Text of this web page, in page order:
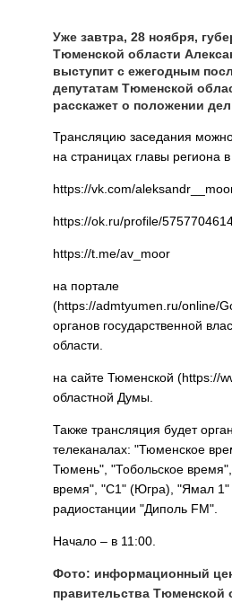
Уже завтра, 28 ноября,
Тюменской области
выступит с ежегодным
депутатам Тюменской
расскажет о положении
Трансляцию заседания
на страницах главы региона
https://vk.com/
https://ok.ru/profile/
https://t.me/av_moor
на портале
(https://admtyumen.ru/online/
органов государственной
области.
на сайте Тюменской (https://
областной Думы.
Также трансляция будет
телеканалах: "Тюменское
Тюмень", "Тобольское
время", "С1" (Югра), "Ямал 1"
радиостанции "Диполь FM".
Начало – в 11:00.
Фото: информационный
правительства Тюменской